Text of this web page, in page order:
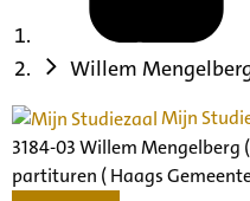
Willem Mengelberg
Mijn
3184-03 Willem Mengelberg
partituren ( Haags